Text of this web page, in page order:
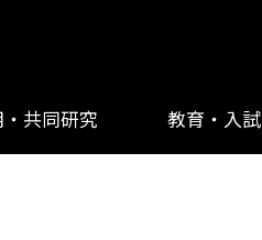
共同研究 教育・入試